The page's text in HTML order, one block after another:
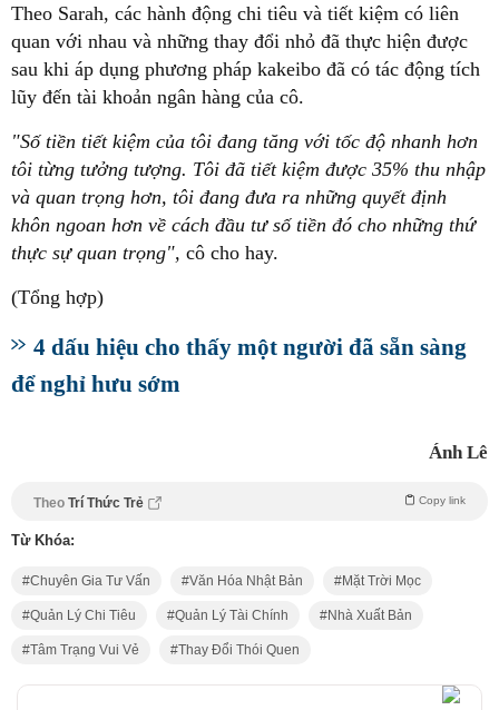
Theo Sarah, các hành động chi tiêu và tiết kiệm có liên
quan với nhau và những thay đổi nhỏ đã thực hiện được
sau khi áp dụng phương pháp kakeibo đã có tác động tích
lũy đến tài khoản ngân hàng của cô.
"Số tiền tiết kiệm của tôi đang tăng với tốc độ nhanh hơn
tôi từng tưởng tượng. Tôi đã tiết kiệm được 35% thu nhập
và quan trọng hơn, tôi đang đưa ra những quyết định
khôn ngoan hơn về cách đầu tư số tiền đó cho những thứ
thực sự quan trọng", cô cho hay.
(Tổng hợp)
4 dấu hiệu cho thấy một người đã sẵn sàng
để nghỉ hưu sớm
Ánh Lê
Theo Trí Thức Trẻ Copy link
Từ Khóa:
Chuyên Gia Tư Vấn Văn Hóa Nhật Bản Mặt Trời Mọc
Quản Lý Chi Tiêu Quản Lý Tài Chính Nhà Xuất Bản
Tâm Trạng Vui Vẻ Thay Đổi Thói Quen